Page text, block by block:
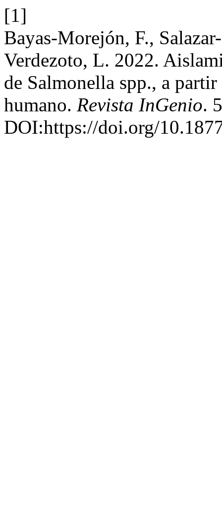
[1]
Bayas-Morejón, F.,
Verdezoto, L. 2022.
de Salmonella spp., a
humano. Revista InGenio.
DOI:https://doi.org/